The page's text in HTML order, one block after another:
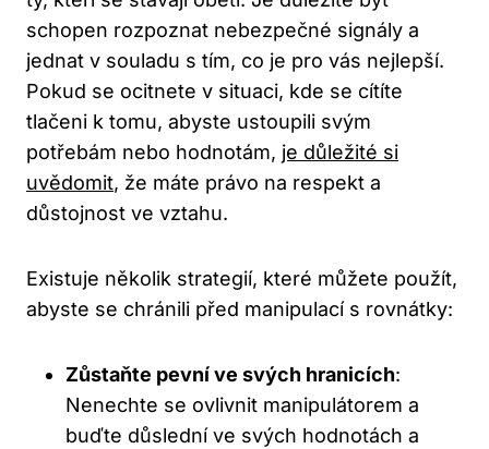
schopen rozpoznat nebezpečné signály a
jednat v souladu s tím, co je pro vás nejlepší.
Pokud se ocitnete v situaci, kde se cítíte
tlačeni k tomu, abyste ustoupili svým
potřebám nebo hodnotám, je důležité si
uvědomit, že máte právo na respekt a
důstojnost ve vztahu.
Existuje několik strategií, které můžete použít,
abyste se chránili před manipulací s rovnátky:
Zůstaňte pevní ve svých hranicích:
Nenechte se ovlivnit manipulátorem a
buďte důslední ve svých hodnotách a